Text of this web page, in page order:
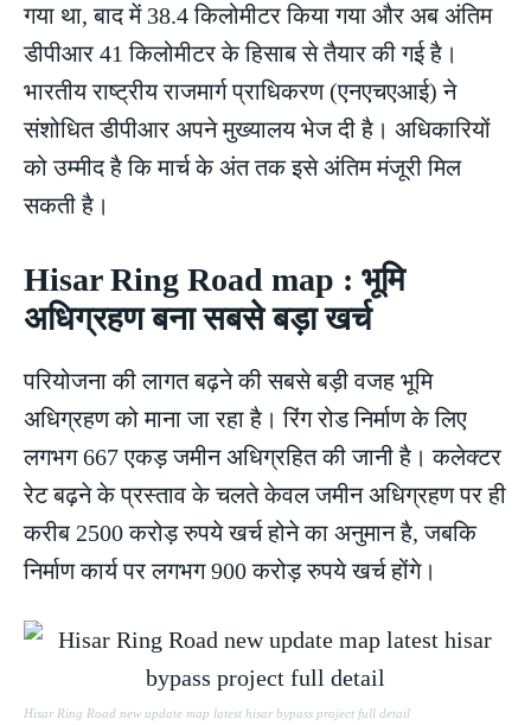
गया था, बाद में 38.4 किलोमीटर किया गया और अब अंतिम
डीपीआर 41 किलोमीटर के हिसाब से तैयार की गई है।
भारतीय राष्ट्रीय राजमार्ग प्राधिकरण (एनएचएआई) ने
संशोधित डीपीआर अपने मुख्यालय भेज दी है। अधिकारियों
को उम्मीद है कि मार्च के अंत तक इसे अंतिम मंजूरी मिल
सकती है।
Hisar Ring Road map : भूमि
अधिग्रहण बना सबसे बड़ा खर्च
परियोजना की लागत बढ़ने की सबसे बड़ी वजह भूमि
अधिग्रहण को माना जा रहा है। रिंग रोड निर्माण के लिए
लगभग 667 एकड़ जमीन अधिग्रहित की जानी है। कलेक्टर
रेट बढ़ने के प्रस्ताव के चलते केवल जमीन अधिग्रहण पर ही
करीब 2500 करोड़ रुपये खर्च होने का अनुमान है, जबकि
निर्माण कार्य पर लगभग 900 करोड़ रुपये खर्च होंगे।
Hisar Ring Road new update map latest hisar bypass project full detail